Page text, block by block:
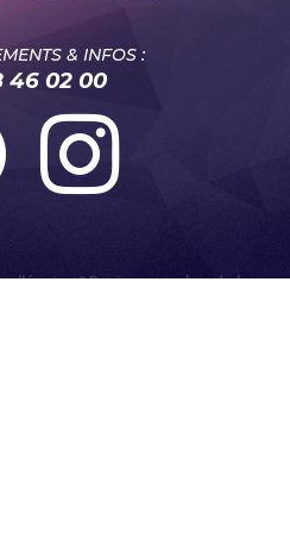
& INFOS :
46 02 00
l'équipe ? Deviens membre de la